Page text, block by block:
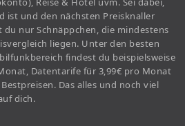
ist und den nächsten Preisknaller
nur Schnäppchen, die mindestens
liegen. Unter den besten
findest du beispielsweise
Datentarife für 3,99€ pro Monat
Das alles und noch viel
dich.